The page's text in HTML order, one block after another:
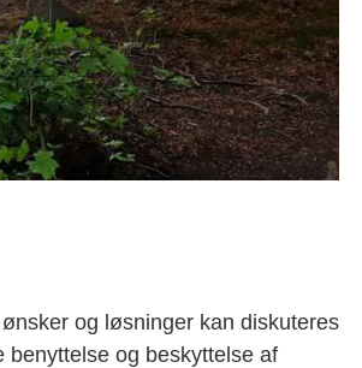
og løsninger kan diskuteres
benyttelse og beskyttelse af